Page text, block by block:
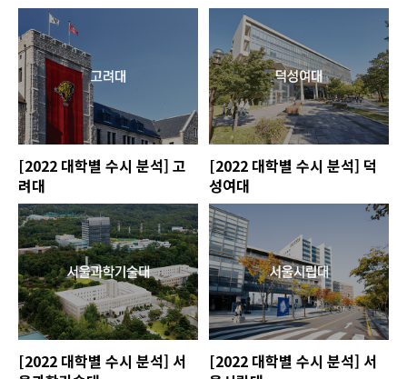
[2022 대학별 수시 분석] 고
려대
[2022 대학별 수시 분석] 덕
성여대
[2022 대학별 수시 분석] 서
[2022 대학별 수시 분석] 서